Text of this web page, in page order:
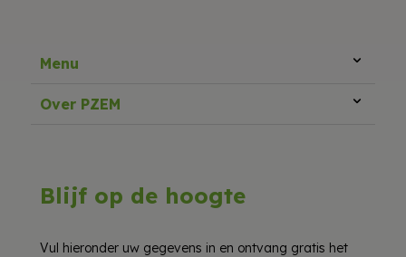
Menu
Over PZEM
Blijf op de hoogte
Vul hieronder uw gegevens in en ontvang gratis het